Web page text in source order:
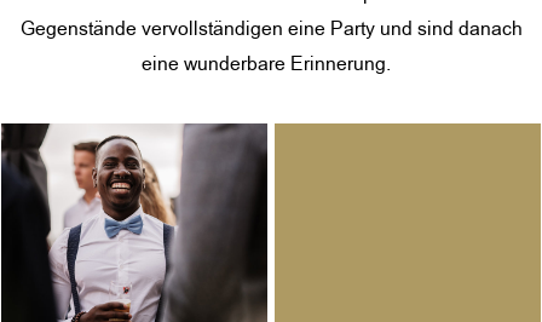
Gegenstände vervollständigen eine Party und sind danach
eine wunderbare Erinnerung.